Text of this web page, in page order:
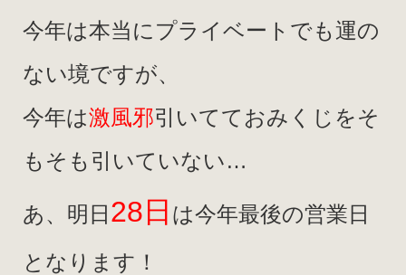
今年は本当にプライベートでも運の
ない境ですが、
今年は激風邪引いてておみくじをそ
もそも引いていない…
あ、明日 28日 は今年最後の営業日
となります！